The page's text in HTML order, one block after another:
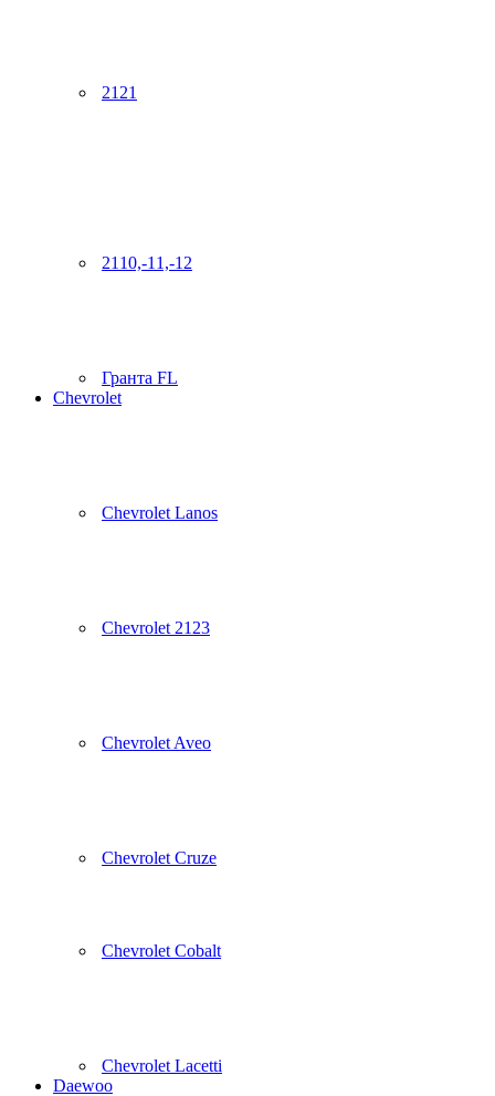
2121
2110,-11,-12
Гранта FL
Chevrolet
Chevrolet Lanos
Chevrolet 2123
Chevrolet Aveo
Chevrolet Cruze
Chevrolet Cobalt
Chevrolet Lacetti
Daewoo